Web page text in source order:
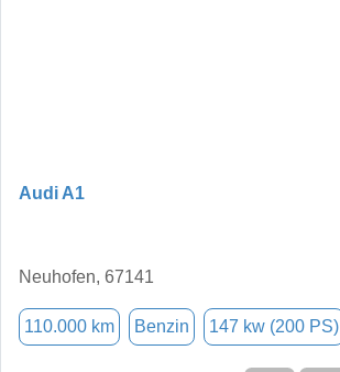
Audi A1
Neuhofen, 67141
110.000 km Benzin 147 kw (200 PS)